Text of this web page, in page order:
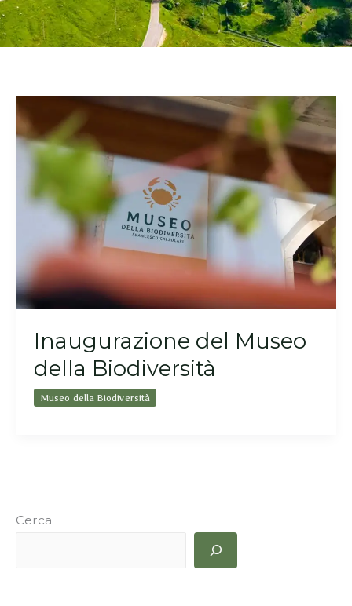
Inaugurazione del Museo
della Biodiversità
Museo della Biodiversità
Cerca